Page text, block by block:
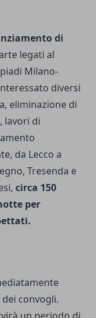
di
legati al
Milano-
diversi
eliminazione di
lavori di
da Lecco a
Tresenda e
circa 150
per
convogli.